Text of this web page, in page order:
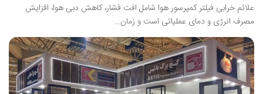
علائم خرابی فیلتر کمپرسور هوا شامل افت فشار، کاهش دبی هوا، افزایش
مصرف انرژی و دمای عملیاتی است و زمان…